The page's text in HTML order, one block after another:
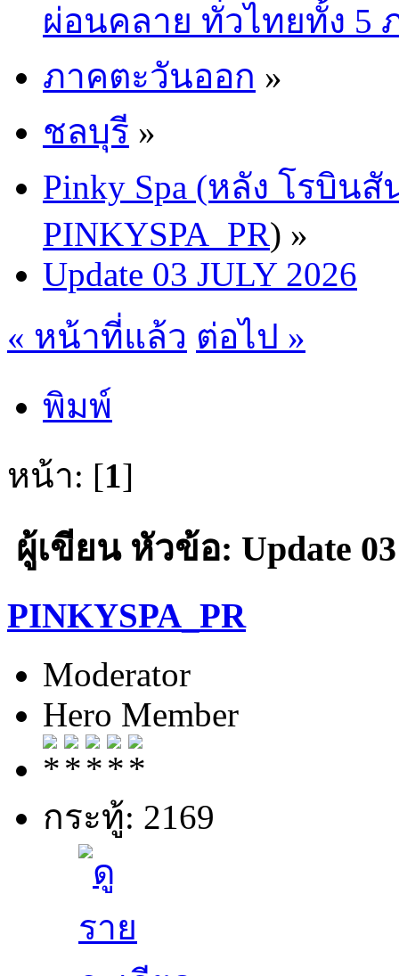
ผ่อนคลาย ทั่วไทยทั้ง 5
ภาคตะวันออก »
ชลบุรี »
Pinky Spa (หลัง โรบิน
PINKYSPA_PR) »
Update 03 JULY 2026
« หน้าที่แล้ว ต่อไป »
พิมพ์
หน้า: [1]
ผู้เขียนหัวข้อ: Update
PINKYSPA_PR
Moderator
Hero Member
กระทู้: 2169